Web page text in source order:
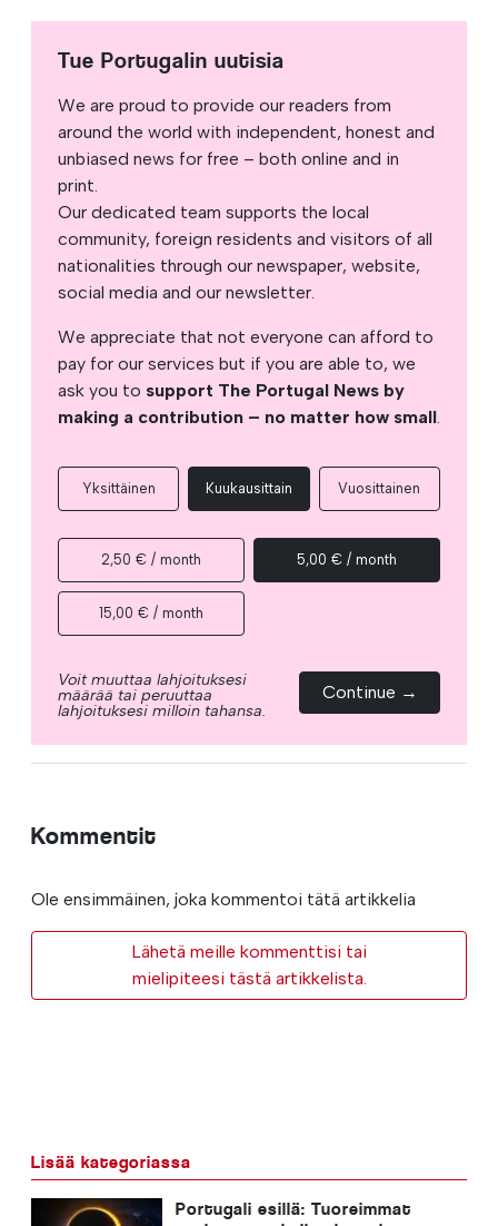
Tue Portugalin uutisia
We are proud to provide our readers from
around the world with independent, honest and
unbiased news for free – both online and in
print.
Our dedicated team supports the local
community, foreign residents and visitors of all
nationalities through our newspaper, website,
social media and our newsletter.
We appreciate that not everyone can afford to
pay for our services but if you are able to, we
ask you to support The Portugal News by
making a contribution – no matter how small.
Yksittäinen Kuukausittain Vuosittainen
2,50 € / month 5,00 € / month
15,00 € / month
Voit muuttaa lahjoituksesi
määrää tai peruuttaa
lahjoituksesi milloin tahansa.
Continue →
Kommentit
Ole ensimmäinen, joka kommentoi tätä artikkelia
Lähetä meille kommenttisi tai
mielipiteesi tästä artikkelista.
Lisää kategoriassa
Portugali esillä: Tuoreimmat